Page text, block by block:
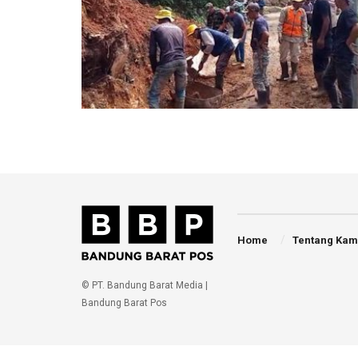
© PT. Bandung Barat Media |
Bandung Barat Pos
Home Tentang